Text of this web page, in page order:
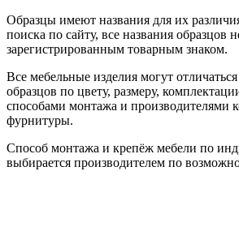
Образцы имеют названия для их
поиска по сайту, все названия образцов
зарегистрированным товарным знаком.
Все мебельные изделия могут
образцов по цвету, размеру,
способами монтажа и производителями
фурнитуры.
Способ монтажа и крепёж мебели по
выбирается производителем по